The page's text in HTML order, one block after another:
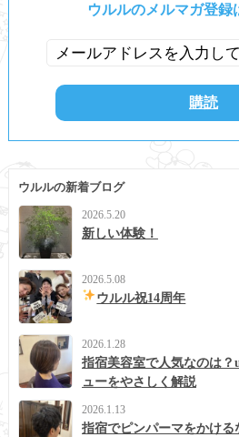
ウルルのメルマガ登録
ウルルの新着ブログ
2026.5.20
新しい体験！
2026.5.08
ウルル祝14周年
2026.1.28
指宿美容室で人気なのは
ューをやさしく解説
2026.1.13
指宿でピンパーマをかけ